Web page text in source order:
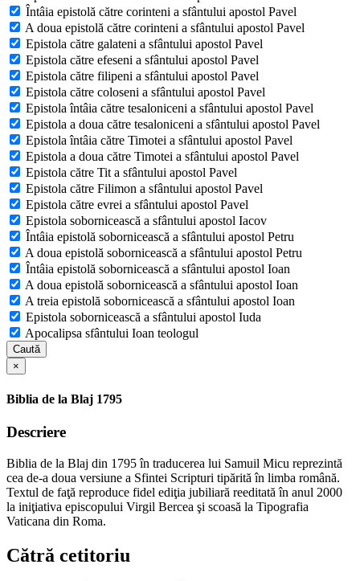
Întâia epistolă către corinteni a sfântului apostol Pavel
A doua epistolă către corinteni a sfântului apostol Pavel
Epistola către galateni a sfântului apostol Pavel
Epistola către efeseni a sfântului apostol Pavel
Epistola către filipeni a sfântului apostol Pavel
Epistola către coloseni a sfântului apostol Pavel
Epistola întâia către tesaloniceni a sfântului apostol Pavel
Epistola a doua către tesaloniceni a sfântului apostol Pavel
Epistola întâia către Timotei a sfântului apostol Pavel
Epistola a doua către Timotei a sfântului apostol Pavel
Epistola către Tit a sfântului apostol Pavel
Epistola către Filimon a sfântului apostol Pavel
Epistola către evrei a sfântului apostol Pavel
Epistola sobornicească a sfântului apostol Iacov
Întâia epistolă sobornicească a sfântului apostol Petru
A doua epistolă sobornicească a sfântului apostol Petru
Întâia epistolă sobornicească a sfântului apostol Ioan
A doua epistolă sobornicească a sfântului apostol Ioan
A treia epistolă sobornicească a sfântului apostol Ioan
Epistola sobornicească a sfântului apostol Iuda
Apocalipsa sfântului Ioan teologul
Caută
×
Biblia de la Blaj 1795
Descriere
Biblia de la Blaj din 1795 în traducerea lui Samuil Micu reprezintă
cea de-a doua versiune a Sfintei Scripturi tipărită în limba română.
Textul de faţă reproduce fidel ediţia jubiliară reeditată în anul 2000
la iniţiativa episcopului Virgil Bercea şi scoasă la Tipografia
Vaticana din Roma.
Cătră cetitoriu